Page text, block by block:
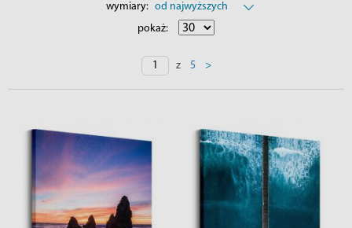
wymiary: od najwyższych
pokaż:
z 5 >